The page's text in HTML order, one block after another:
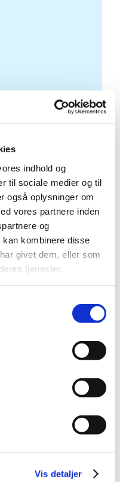
indhold og
til sociale medier og til
også oplysninger om
vores partnere inden
og
kombinere disse
givet dem, eller som
tjenester.
Vis detaljer